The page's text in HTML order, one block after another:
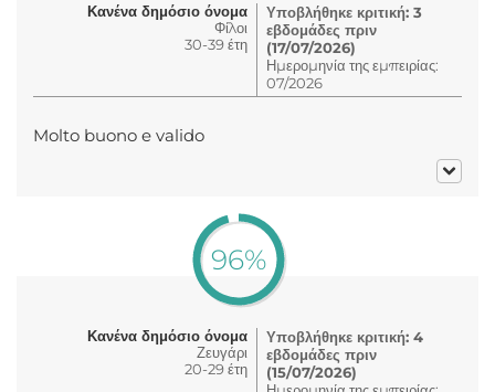
Κανένα δημόσιο όνομα
Φίλοι
30-39 έτη
Υποβλήθηκε κριτική: 3
εβδομάδες πριν
(17/07/2026)
Ημερομηνία της εμπειρίας:
07/2026
Molto buono e valido
96%
Κανένα δημόσιο όνομα
Ζευγάρι
20-29 έτη
Υποβλήθηκε κριτική: 4
εβδομάδες πριν
(15/07/2026)